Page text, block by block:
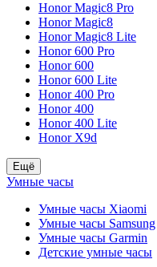
Honor Magic8 Pro
Honor Magic8
Honor Magic8 Lite
Honor 600 Pro
Honor 600
Honor 600 Lite
Honor 400 Pro
Honor 400
Honor 400 Lite
Honor X9d
Ещё
Умные часы
Умные часы Xiaomi
Умные часы Samsung
Умные часы Garmin
Детские умные часы